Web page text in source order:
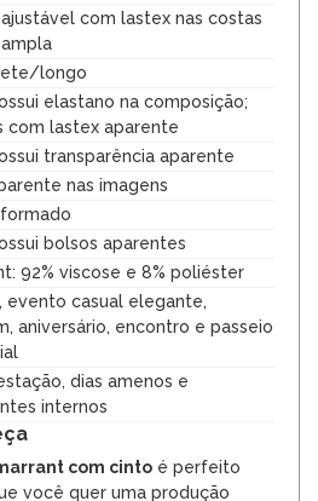
com lastex nas costas
longo
elastano na composição;
com lastex aparente
transparência aparente
nas imagens
bolsos aparentes
92% viscose e 8% poliéster
evento casual elegante,
aniversário, encontro e passeio
dias amenos e
internos
com cinto é perfeito
você quer uma produção